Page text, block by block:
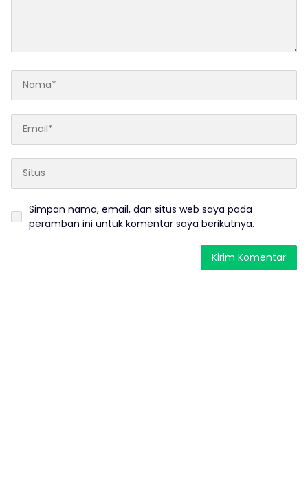
Simpan nama, email, dan situs web saya pada
peramban ini untuk komentar saya berikutnya.